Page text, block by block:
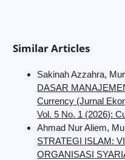
Similar Articles
Sakinah Azzahra,
DASAR
Currency (Jurnal
Vol. 5 No. 1 (2026):
Ahmad Nur Aliem,
STRATEGI ISLAM:
ORGANISASI